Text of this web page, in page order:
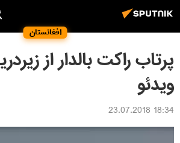
افغانستان
پرتاب راکت بالدار از
ویدئو
18:34 23.07.2018